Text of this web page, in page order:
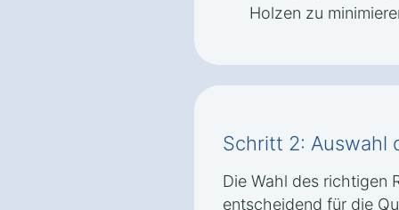
Holzen zu
Schritt 2: Auswahl
Die Wahl des richtigen
entscheidend für die